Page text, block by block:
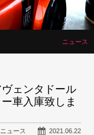
ニュース
ェンタドール
車入庫致しま
2021.06.22
ニュース